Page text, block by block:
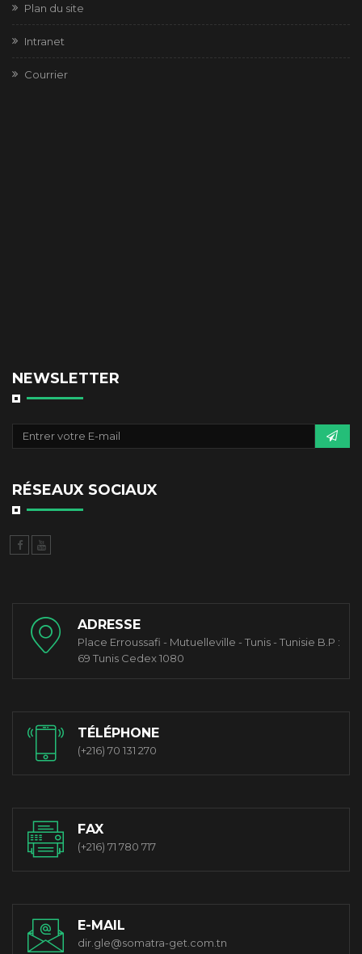
Plan du site
Intranet
Courrier
NEWSLETTER
RÉSEAUX SOCIAUX
ADRESSE
Place Erroussafi - Mutuelleville - Tunis - Tunisie B.P :
69 Tunis Cedex 1080
TÉLÉPHONE
(+216) 70 131 270
FAX
(+216) 71 780 717
E-MAIL
dir.gle@somatra-get.com.tn